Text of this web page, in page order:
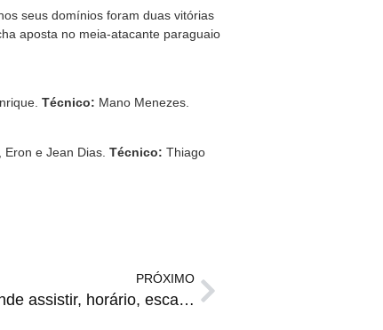
seus domínios foram duas vitórias
aposta no meia-atacante paraguaio
Técnico: Mano Menezes.
e Jean Dias. Técnico: Thiago
PRÓXIMO
AL AHLY x REAL MADRID | onde assistir, horário, escalações e arbitragem